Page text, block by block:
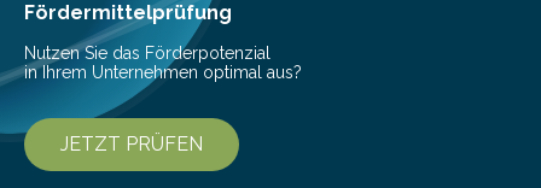
Fördermittelprüfung
Nutzen Sie das Förderpotenzial
in Ihrem Unternehmen optimal aus?
JETZT PRÜFEN